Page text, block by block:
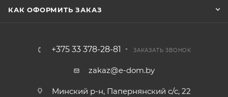
КАК ОФОРМИТЬ ЗАКАЗ
+375 33 378-28-81 ЗАКАЗАТЬ ЗВОНОК
zakaz@e-dom.by
Минский р-н, Папернянский с/с, 22